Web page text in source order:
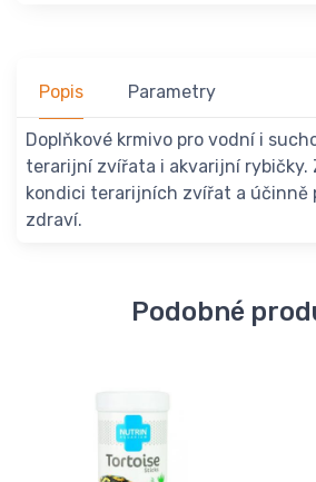
Popis Parametry
Doplňkové krmivo pro vodní i
terarijní zvířata i akvarijní rybičky.
kondici terarijních zvířat a účinně
zdraví.
Podobné